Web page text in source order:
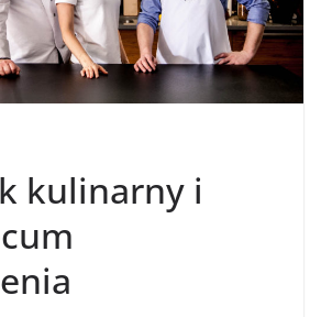
kulinarny i